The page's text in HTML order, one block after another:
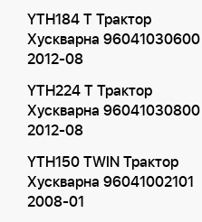
YTH184 T Трактор
Хускварна 96041030600
2012-08
YTH224 T Трактор
Хускварна 96041030800
2012-08
YTH150 TWIN Трактор
Хускварна 96041002101
2008-01